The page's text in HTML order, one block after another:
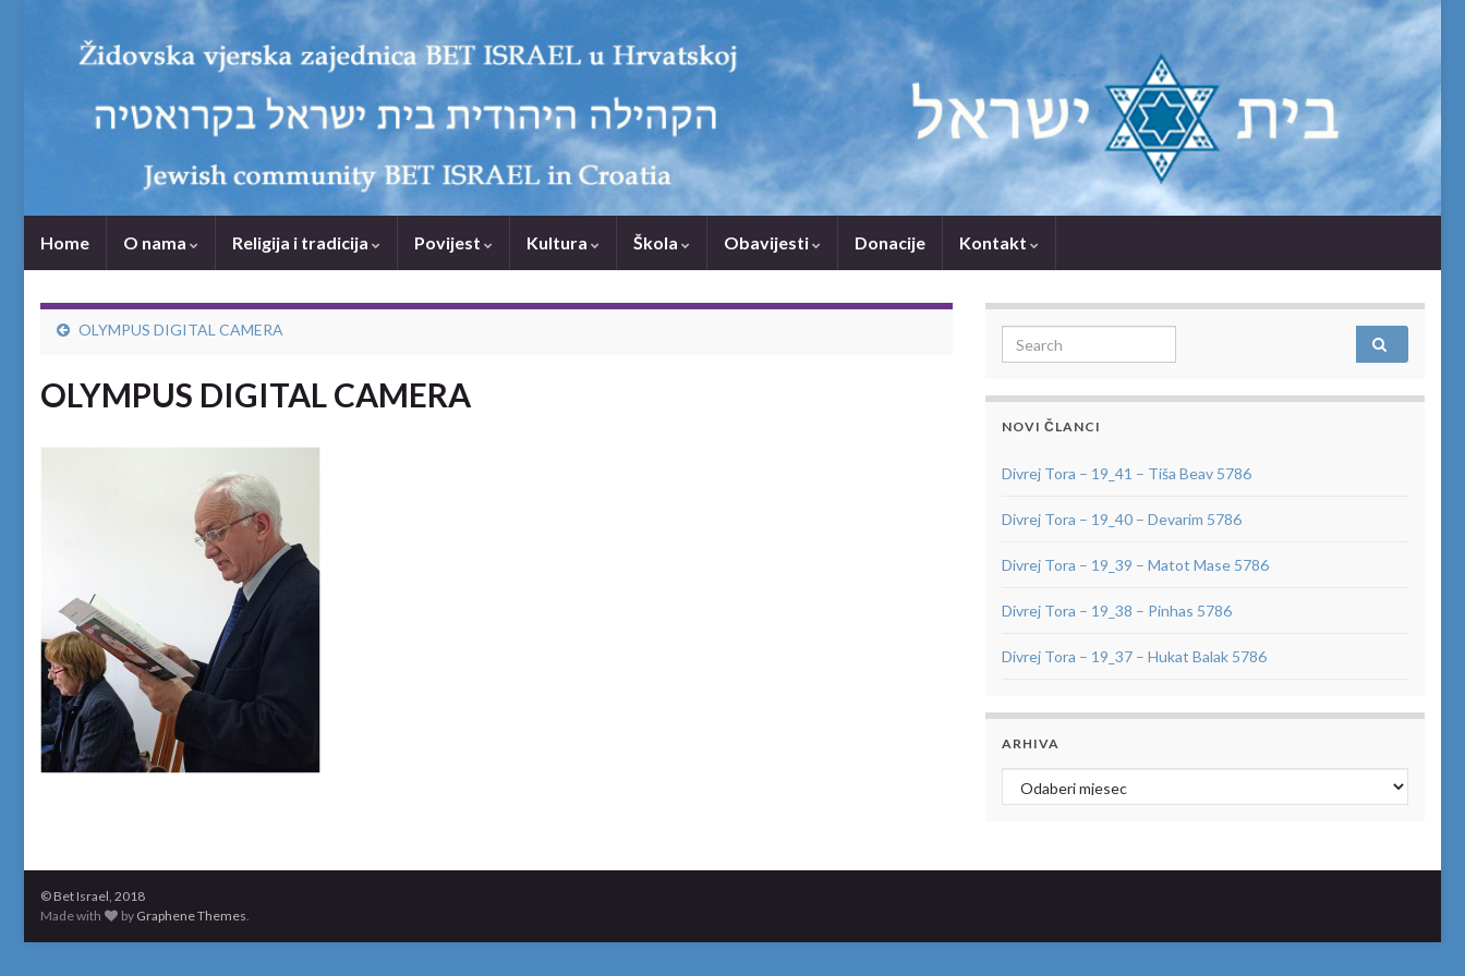
Home O nama Religija i tradicija Povijest Kultura Škola Obavijesti Donacije Kontakt
OLYMPUS DIGITAL CAMERA
OLYMPUS DIGITAL CAMERA
Search for:
NOVI ČLANCI
Divrej Tora – 19_41 – Tiša Beav 5786
Divrej Tora – 19_40 – Devarim 5786
Divrej Tora – 19_39 – Matot Mase 5786
Divrej Tora – 19_38 – Pinhas 5786
Divrej Tora – 19_37 – Hukat Balak 5786
ARHIVA
Arhiva
© Bet Israel, 2018
Made with
by Graphene Themes.